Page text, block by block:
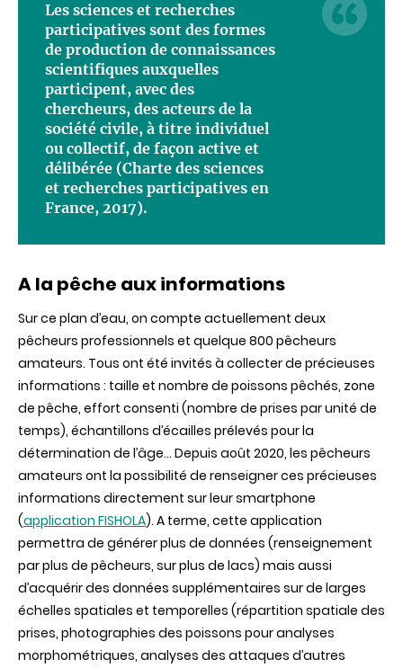
Les sciences et recherches
participatives sont des formes
de production de connaissances
scientifiques auxquelles
participent, avec des
chercheurs, des acteurs de la
société civile, à titre individuel
ou collectif, de façon active et
délibérée (Charte des sciences
et recherches participatives en
France, 2017).
A la pêche aux informations
Sur ce plan d’eau, on compte actuellement deux
pêcheurs professionnels et quelque 800 pêcheurs
amateurs. Tous ont été invités à collecter de précieuses
informations : taille et nombre de poissons pêchés, zone
de pêche, effort consenti (nombre de prises par unité de
temps), échantillons d’écailles prélevés pour la
détermination de l’âge... Depuis août 2020, les pêcheurs
amateurs ont la possibilité de renseigner ces précieuses
informations directement sur leur smartphone
(application FISHOLA). A terme, cette application
permettra de générer plus de données (renseignement
par plus de pêcheurs, sur plus de lacs) mais aussi
d’acquérir des données supplémentaires sur de larges
échelles spatiales et temporelles (répartition spatiale des
prises, photographies des poissons pour analyses
morphométriques, analyses des attaques d’autres